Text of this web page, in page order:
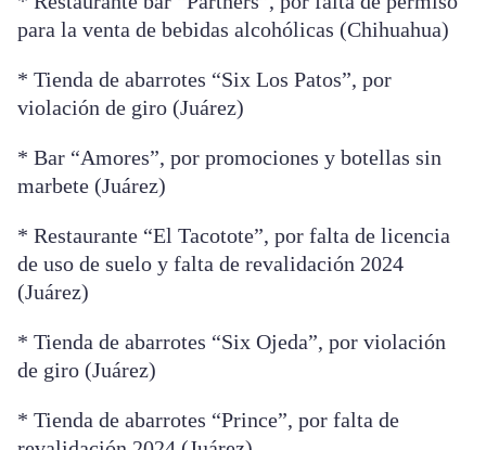
para la venta de bebidas alcohólicas (Chihuahua)
* Tienda de abarrotes “Six Los Patos”, por
violación de giro (Juárez)
* Bar “Amores”, por promociones y botellas sin
marbete (Juárez)
* Restaurante “El Tacotote”, por falta de licencia
de uso de suelo y falta de revalidación 2024
(Juárez)
* Tienda de abarrotes “Six Ojeda”, por violación
de giro (Juárez)
* Tienda de abarrotes “Prince”, por falta de